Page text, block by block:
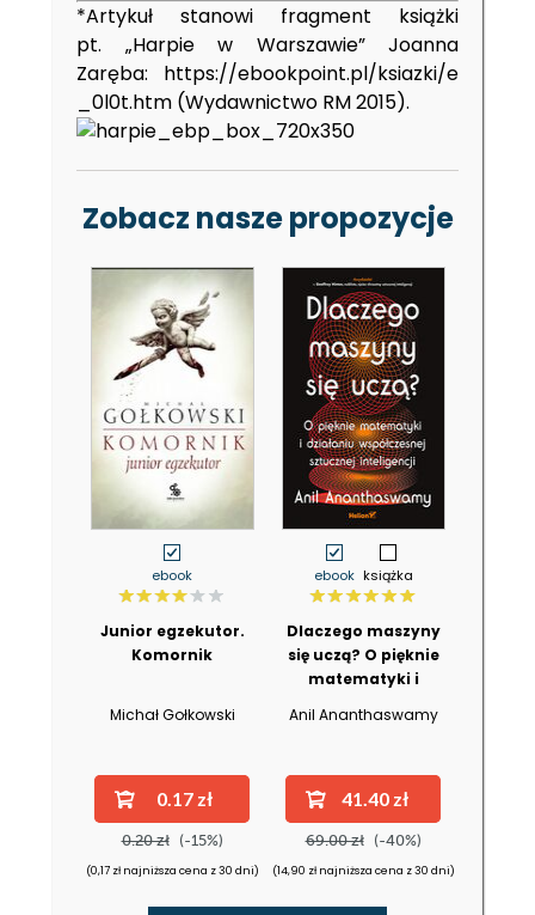
*Artykuł stanowi fragment książki
pt. „Harpie w Warszawie” Joanna
Zaręba: https://ebookpoint.pl/ksiazki/e
_0l0t.htm (Wydawnictwo RM 2015).
Zobacz nasze propozycje
ebook
Junior egzekutor.
Komornik
Michał Gołkowski
0.17 zł
0.20 zł (-15%)
(0,17 zł najniższa cena z 30 dni)
ebook książka
Dlaczego maszyny
się uczą? O pięknie
matematyki i
współczesnej
inteligencji
Anil Ananthaswamy
41.40 zł
69.00 zł (-40%)
(14,90 zł najniższa cena z 30 dni)